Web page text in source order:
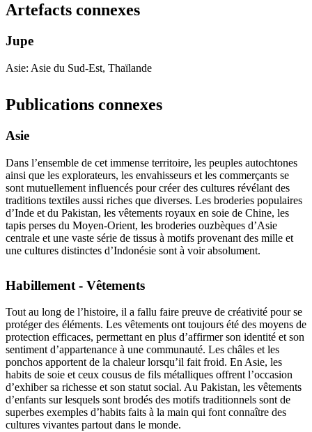
Artefacts connexes
Jupe
Asie: Asie du Sud-Est, Thaïlande
Publications connexes
Asie
Dans l’ensemble de cet immense territoire, les peuples autochtones
ainsi que les explorateurs, les envahisseurs et les commerçants se
sont mutuellement influencés pour créer des cultures révélant des
traditions textiles aussi riches que diverses. Les broderies populaires
d’Inde et du Pakistan, les vêtements royaux en soie de Chine, les
tapis perses du Moyen-Orient, les broderies ouzbèques d’Asie
centrale et une vaste série de tissus à motifs provenant des mille et
une cultures distinctes d’Indonésie sont à voir absolument.
Habillement - Vêtements
Tout au long de l’histoire, il a fallu faire preuve de créativité pour se
protéger des éléments. Les vêtements ont toujours été des moyens de
protection efficaces, permettant en plus d’affirmer son identité et son
sentiment d’appartenance à une communauté. Les châles et les
ponchos apportent de la chaleur lorsqu’il fait froid. En Asie, les
habits de soie et ceux cousus de fils métalliques offrent l’occasion
d’exhiber sa richesse et son statut social. Au Pakistan, les vêtements
d’enfants sur lesquels sont brodés des motifs traditionnels sont de
superbes exemples d’habits faits à la main qui font connaître des
cultures vivantes partout dans le monde.